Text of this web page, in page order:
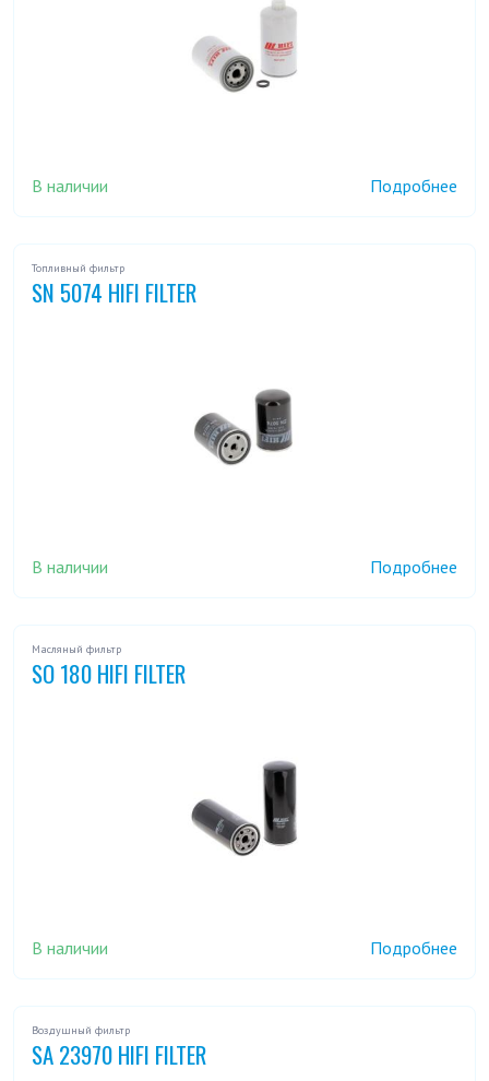
В наличии Подробнее
Топливный фильтр
SN 5074 HIFI FILTER
В наличии Подробнее
Масляный фильтр
SO 180 HIFI FILTER
В наличии Подробнее
Воздушный фильтр
SA 23970 HIFI FILTER